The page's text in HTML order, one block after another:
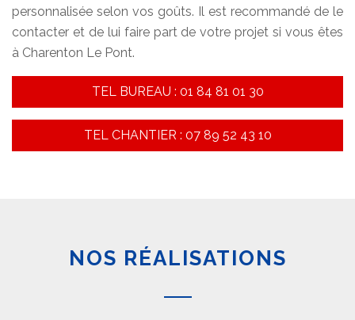
personnalisée selon vos goûts. Il est recommandé de le
contacter et de lui faire part de votre projet si vous êtes
à Charenton Le Pont.
TEL BUREAU : 01 84 81 01 30
TEL CHANTIER : 07 89 52 43 10
NOS RÉALISATIONS